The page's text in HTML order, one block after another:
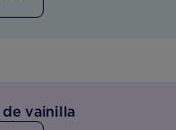
de vainilla